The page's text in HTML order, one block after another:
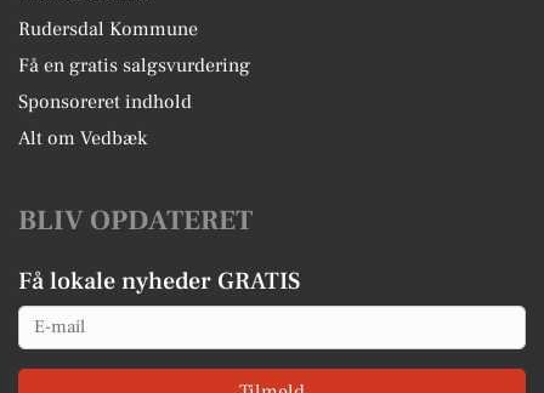
Rudersdal Kommune
Få en gratis salgsvurdering
Sponsoreret indhold
Alt om Vedbæk
BLIV OPDATERET
Få lokale nyheder GRATIS
Email